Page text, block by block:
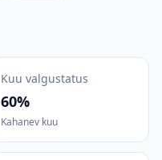
Kuu valgustatus
60%
Kahanev kuu